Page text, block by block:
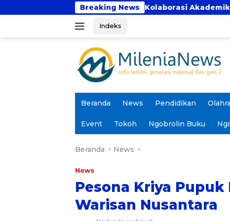
ke
Breaking News
Perkuat Kolaborasi Akademik Lewat Program PKM
Indeks
Beranda News Pendidikan
Event Tokoh Ngobrolin Buku
Beranda News
News
Pesona Kriya
Warisan Nusantara